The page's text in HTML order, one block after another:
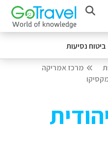
ביטוח נסיעות
מרכז אמריקה